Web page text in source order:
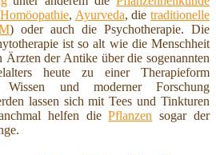
Homöopathie, Ayurveda, dietraditionelle
) oder auch die Psychotherapie. Die
ist so alt wie die Menschheit
Ärzten der Antike über die sogenannten
heute zu einer Therapieform
Wissen und moderner Forschung
lassen sich mit Tees und Tinkturen
helfen diePflanzen sogar der